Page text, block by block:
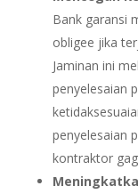
Bank garansi
obligee jika
Jaminan ini
penyelesaian
penyelesaian
kontraktor